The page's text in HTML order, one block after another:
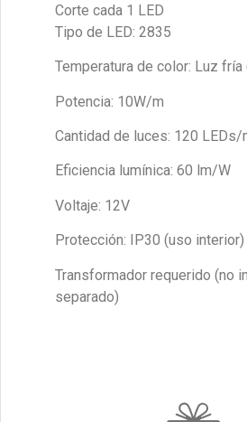
Corte cada 1 LED
Tipo de LED: 2835
Temperatura de color: Luz fría
Potencia: 10W/m
Cantidad de luces: 120 LEDs/
Eficiencia lumínica: 60 lm/W
Voltaje: 12V
Protección: IP30 (uso interior)
Transformador requerido (no
separado)